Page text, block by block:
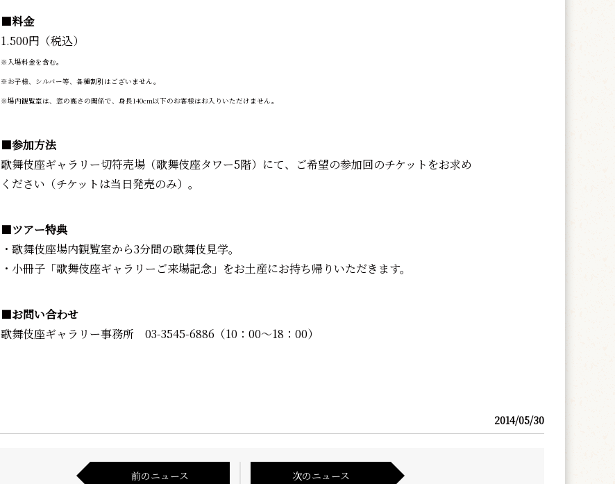
■料金
1.500円（税込）
※入場料金を含む。
※お子様、シルバー等、各種割引はございません。
※場内観覧室は、窓の高さの関係で、身長140cm以下のお客様はお入りいただけません。
■参加方法
歌舞伎座ギャラリー切符売場（歌舞伎座タワー5階）にて、ご希望の参加回のチケットをお求め
ください（チケットは当日発売のみ）。
■ツアー特典
・歌舞伎座場内観覧室から3分間の歌舞伎見学。
・小冊子「歌舞伎座ギャラリーご来場記念」をお土産にお持ち帰りいただきます。
■お問い合わせ
歌舞伎座ギャラリー事務所 03-3545-6886（10：00～18：00）
2014/05/30
前のニュース 次のニュース